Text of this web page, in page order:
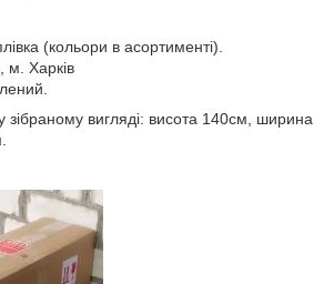
(кольори в асортименті).
м. Харків
зібраному вигляді: висота 140см, ширина